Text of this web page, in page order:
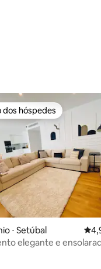
dos hóspedes
dos hóspedes
⋅ Setúbal
elegante e